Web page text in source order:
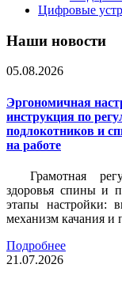
Цифровые
Наши новости
05.08.2026
Эргономичная
инструкция по
подлокотников и
на работе
Грамотная
здоровья спины и
этапы настройки:
механизм качания и
Подробнее
21.07.2026